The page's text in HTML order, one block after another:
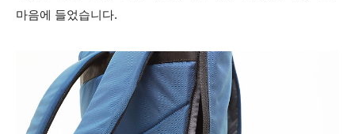
마음에 들었습니다.